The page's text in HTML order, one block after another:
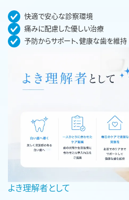
快適で安心な診察環境
痛みに配慮した優しい治療
予防からサポート、健康な歯を維持
よき理解者として